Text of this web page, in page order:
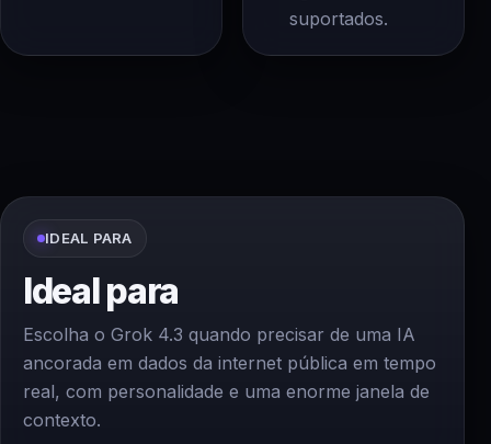
suportados.
IDEAL PARA
Ideal para
Escolha o Grok 4.3 quando precisar de uma IA
ancorada em dados da internet pública em tempo
real, com personalidade e uma enorme janela de
contexto.